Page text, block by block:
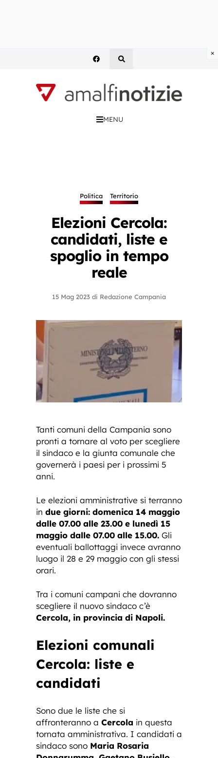
MENU
Politica Territorio
Elezioni Cercola:
candidati, liste e
spoglio in tempo
reale
15 Mag 2023 di Redazione Campania
Tanti comuni della Campania sono
pronti a tornare al voto per scegliere
il sindaco e la giunta comunale che
governerà i paesi per i prossimi 5
anni.
Le elezioni amministrative si terranno
in due giorni: domenica 14 maggio
dalle 07.00 alle 23.00 e lunedì 15
maggio dalle 07.00 alle 15.00. Gli
eventuali ballottaggi invece avranno
luogo il 28 e 29 maggio con gli stessi
orari.
Tra i comuni campani che dovranno
scegliere il nuovo sindaco c’è
Cercola, in provincia di Napoli.
Elezioni comunali
Cercola: liste e
candidati
Sono due le liste che si
affronteranno a Cercola in questa
tornata amministrativa. I candidati a
sindaco sono Maria Rosaria
×